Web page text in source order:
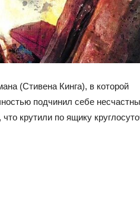
(Стивена Кинга), в которой
подчинил себе
крутили по ящику